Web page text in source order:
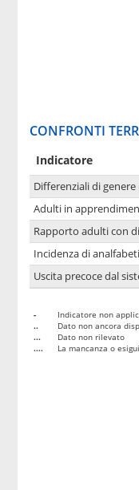
CONFRONTI
Indicatore
Differenziali di
Adulti in
Rapporto adulti con
Incidenza di analfabeti
Uscita precoce dal
-
Indicatore non
..
Dato non ancora
...
Dato non rilevato
....
La mancanza o